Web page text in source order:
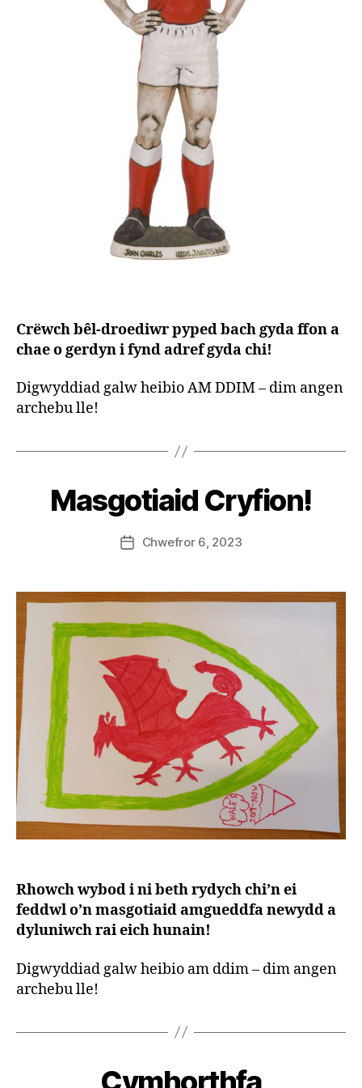
Crëwch bêl-droediwr pyped bach gyda ffon a
chae o gerdyn i fynd adref gyda chi!
Digwyddiad galw heibio AM DDIM – dim angen
archebu lle!
Masgotiaid Cryfion!
Post
author
S
e
v
G
n
e
r
PostChwefror 6, 2023
Rhowch wybod i ni beth rydych chi’n ei
feddwl o’n masgotiaid amgueddfa newydd a
dyluniwch rai eich hunain!
Digwyddiad galw heibio am ddim – dim angen
archebu lle!
B